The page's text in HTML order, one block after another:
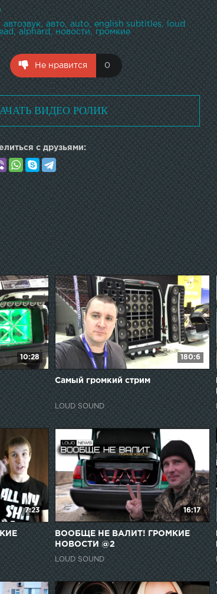
автозвук авто auto english subtitles
loud
alphard новости громкие
Не нравится 0
ВИДЕО РОЛИК
с друзьями:
10:28 180:6
Самый громкий стрим
LOUD SOUND
7:23 16:17
ВООБЩЕ НЕ ВАЛИТ! ГРОМКИЕ
НОВОСТИ @2
LOUD SOUND